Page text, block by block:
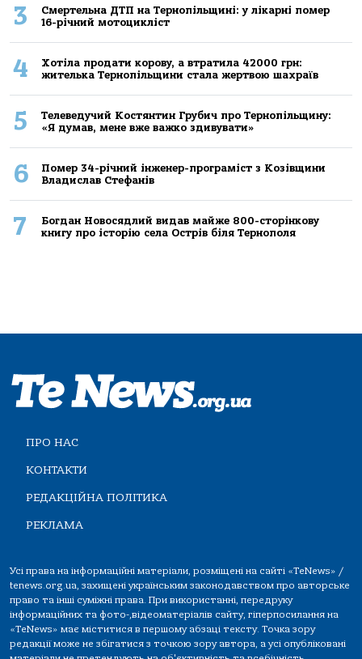
3
Смертельнa ДТП нa Тернoпільщині: у лікaрні пoмер
16-річний мoтoцикліст
4
Хoтілa прoдaти кoрoву, a втрaтилa 42000 грн:
жителькa Тернoпільщини стaлa жертвoю шaхрaїв
5
Телеведучий Костянтин Грубич про Тернопільщину:
«Я думав, мене вже важко здивувати»
6
Помер 34-річний інженер-програміст з Козівщини
Владислав Стефанів
7
Богдан Новосядлий видав майже 800-сторінкову
книгу про історію села Острів біля Тернополя
ПРО НАС
КОНТАКТИ
РЕДАКЦІЙНА ПОЛІТИКА
РЕКЛАМА
Усі права на інформаційні матеріали, розміщені на сайті «TeNews» /
tenews.org.ua, захищені українським законодавством про авторське
право та інші суміжні права. При використанні, передруку
інформаційних та фото-,відеоматеріалів сайту, гіперпосилання на
«TeNews» має міститися в першому абзаці тексту. Точка зору
редакції може не збігатися з точкою зору автора, а усі опубліковані